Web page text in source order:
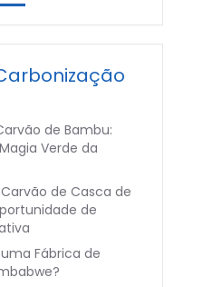
de Bambu:
Verde da
de Casca de
de
Fábrica de